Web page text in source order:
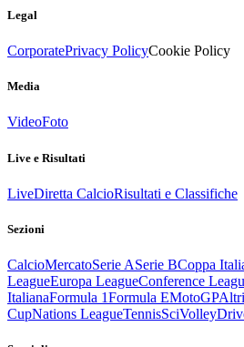
Legal
CorporatePrivacy PolicyCookie Policy
Media
VideoFoto
Live e Risultati
LiveDiretta CalcioRisultati e Classifiche
Sezioni
CalcioMercatoSerie ASerie BCoppa
LeagueEuropa LeagueConference
ItalianaFormula 1Formula EMotoGP
CupNations LeagueTennisSciVolley